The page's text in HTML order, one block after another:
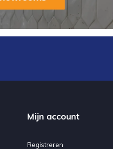
Mijn account
Registreren